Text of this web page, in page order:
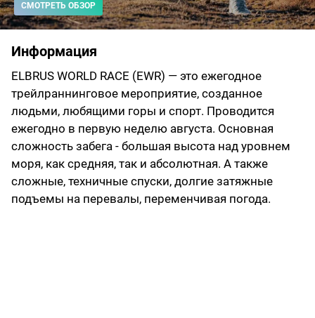
СМОТРЕТЬ ОБЗОР
Информация
ELBRUS WORLD RACE (EWR) — это ежегодное
трейлраннинговое мероприятие, созданное
людьми, любящими горы и спорт. Проводится
ежегодно в первую неделю августа. Основная
сложность забега - большая высота над уровнем
моря, как средняя, так и абсолютная. А также
сложные, техничные спуски, долгие затяжные
подъемы на перевалы, переменчивая погода.